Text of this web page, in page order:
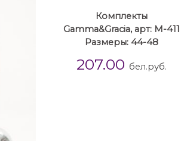
Комплекты
Gamma&Gracia, арт: М-411
Размеры: 44-48
207.00 бел.руб.